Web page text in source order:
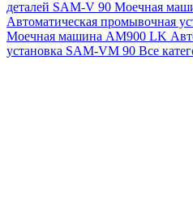
деталей SAM-V 90 Моечная
Автоматическая промывочная
Моечная машина AM900 LK
установка SAM-VM 90 Все